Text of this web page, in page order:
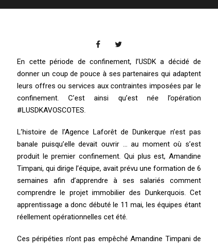
En cette période de confinement, l’USDK a décidé de
donner un coup de pouce à ses partenaires qui adaptent
leurs offres ou services aux contraintes imposées par le
confinement. C’est ainsi qu’est née l’opération
#LUSDKAVOSCOTES.
L’histoire de l’Agence Laforêt de Dunkerque n’est pas
banale puisqu’elle devait ouvrir … au moment où s’est
produit le premier confinement. Qui plus est, Amandine
Timpani, qui dirige l’équipe, avait prévu une formation de 6
semaines afin d’apprendre à ses salariés comment
comprendre le projet immobilier des Dunkerquois. Cet
apprentissage a donc débuté le 11 mai, les équipes étant
réellement opérationnelles cet été.
Ces péripéties n’ont pas empêché Amandine Timpani de